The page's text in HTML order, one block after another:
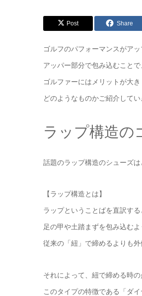
Post Share
ゴルフのパフォーマンスがア
アッパー部分で包み込むこと
ゴルファーにはメリットが大
どのようなものかご紹介してい
ラップ構造の
話題のラップ構造のシューズ
【ラップ構造とは】
ラップということばを直訳する
足の甲や土踏まずを包み込む
従来の「紐」で締めるよりも
それによって、紐で締める時
このタイプの特徴である「ダ